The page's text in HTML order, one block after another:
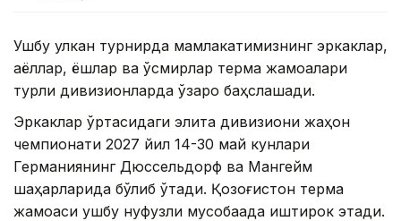
Ушбу улкан турнирда мамлакатимизнинг эркаклар,
аёллар, ёшлар ва ўсмирлар терма жамоалари
турли дивизионларда ўзаро баҳслашади.
Эркаклар ўртасидаги элита дивизиони жаҳон
чемпионати 2027 йил 14-30 май кунлари
Германиянинг Дюссельдорф ва Мангейм
шаҳарларида бўлиб ўтади. Қозоғистон терма
жамоаси ушбу нуфузли мусобақада иштирок этади.